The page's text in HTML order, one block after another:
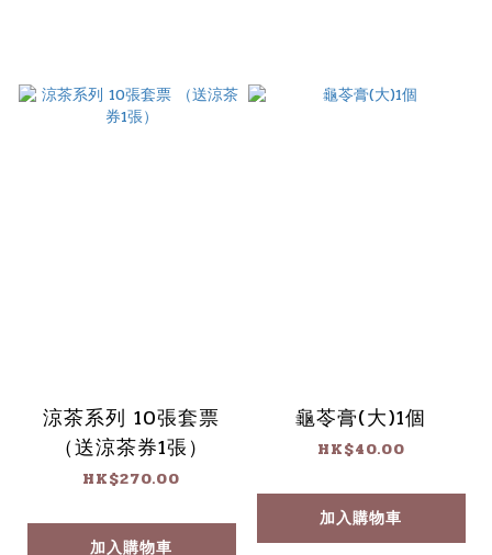
涼茶系列 10張套票
（送涼茶券1張）
HK$270.00
加入購物車
龜苓膏(大)1個
HK$40.00
加入購物車